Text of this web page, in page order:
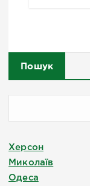
Пошук
Херсон
Миколаїв
Одеса